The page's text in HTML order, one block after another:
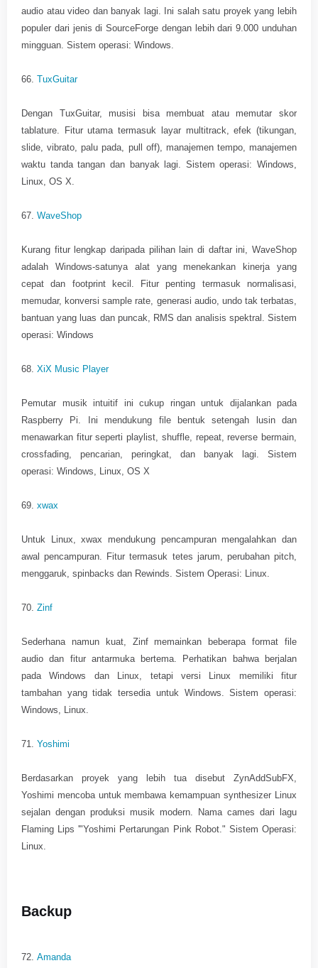
audio atau video dan banyak lagi. Ini salah satu proyek yang lebih
populer dari jenis di SourceForge dengan lebih dari 9.000 unduhan
mingguan. Sistem operasi: Windows.
66. TuxGuitar
Dengan TuxGuitar, musisi bisa membuat atau memutar skor
tablature. Fitur utama termasuk layar multitrack, efek (tikungan,
slide, vibrato, palu pada, pull off), manajemen tempo, manajemen
waktu tanda tangan dan banyak lagi. Sistem operasi: Windows,
Linux, OS X.
67. WaveShop
Kurang fitur lengkap daripada pilihan lain di daftar ini, WaveShop
adalah Windows-satunya alat yang menekankan kinerja yang
cepat dan footprint kecil. Fitur penting termasuk normalisasi,
memudar, konversi sample rate, generasi audio, undo tak terbatas,
bantuan yang luas dan puncak, RMS dan analisis spektral. Sistem
operasi: Windows
68. XiX Music Player
Pemutar musik intuitif ini cukup ringan untuk dijalankan pada
Raspberry Pi. Ini mendukung file bentuk setengah lusin dan
menawarkan fitur seperti playlist, shuffle, repeat, reverse bermain,
crossfading, pencarian, peringkat, dan banyak lagi. Sistem
operasi: Windows, Linux, OS X
69. xwax
Untuk Linux, xwax mendukung pencampuran mengalahkan dan
awal pencampuran. Fitur termasuk tetes jarum, perubahan pitch,
menggaruk, spinbacks dan Rewinds. Sistem Operasi: Linux.
70. Zinf
Sederhana namun kuat, Zinf memainkan beberapa format file
audio dan fitur antarmuka bertema. Perhatikan bahwa berjalan
pada Windows dan Linux, tetapi versi Linux memiliki fitur
tambahan yang tidak tersedia untuk Windows. Sistem operasi:
Windows, Linux.
71. Yoshimi
Berdasarkan proyek yang lebih tua disebut ZynAddSubFX,
Yoshimi mencoba untuk membawa kemampuan synthesizer Linux
sejalan dengan produksi musik modern. Nama cames dari lagu
Flaming Lips '"Yoshimi Pertarungan Pink Robot." Sistem Operasi:
Linux.
Backup
72. Amanda